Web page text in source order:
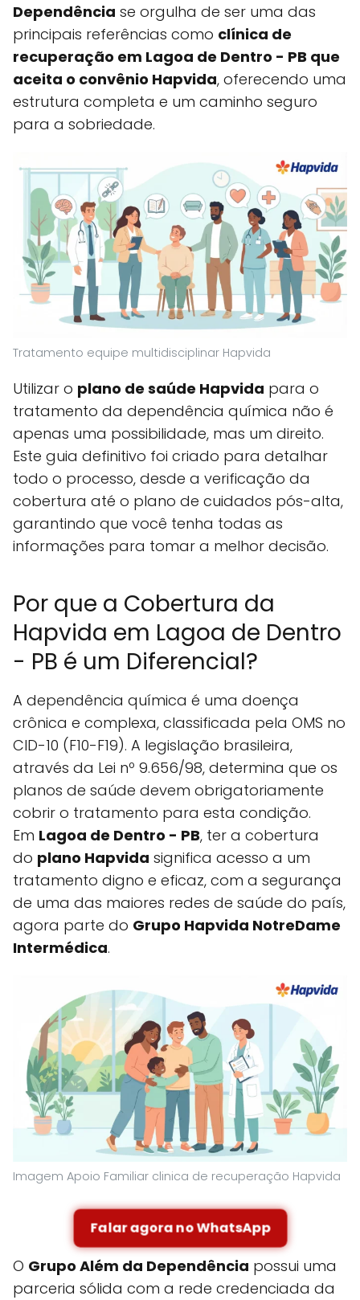
Dependência se orgulha de ser uma das
principais referências como clínica de
recuperação em Lagoa de Dentro - PB que
aceita o convênio Hapvida, oferecendo uma
estrutura completa e um caminho seguro
para a sobriedade.
Tratamento equipe multidisciplinar Hapvida
Utilizar o plano de saúde Hapvida para o
tratamento da dependência química não é
apenas uma possibilidade, mas um direito.
Este guia definitivo foi criado para detalhar
todo o processo, desde a verificação da
cobertura até o plano de cuidados pós-alta,
garantindo que você tenha todas as
informações para tomar a melhor decisão.
Por que a Cobertura da
Hapvida em Lagoa de Dentro
- PB é um Diferencial?
A dependência química é uma doença
crônica e complexa, classificada pela OMS no
CID-10 (F10-F19). A legislação brasileira,
através da Lei nº 9.656/98, determina que os
planos de saúde devem obrigatoriamente
cobrir o tratamento para esta condição.
Em Lagoa de Dentro - PB, ter a cobertura
do plano Hapvida significa acesso a um
tratamento digno e eficaz, com a segurança
de uma das maiores redes de saúde do país,
agora parte do Grupo Hapvida NotreDame
Intermédica.
Imagem Apoio Familiar clinica de recuperação Hapvida
Falar agora no WhatsApp
O Grupo Além da Dependência possui uma
parceria sólida com a rede credenciada da